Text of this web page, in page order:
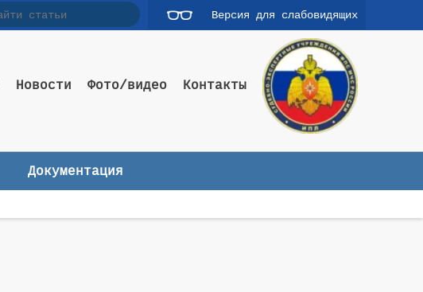
Версия для слабовидящих
Контакты
Фото/видео
Новости
Документация